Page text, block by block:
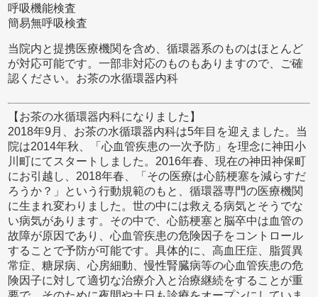
呼吸機能検査
簡易無呼吸検査
当院内と提携医療機関を含め、循環器系のものはほとんど
が対応可能です。一部非対応のものもありますので、ご確
認ください。お茶の水循環器内科
【お茶の水循環器内科になりました】
2018年9月、お茶の水循環器内科は5年目を迎えました。当
院は2014年秋、「心血管疾患の一次予防」を理念に神田小
川町にてスタートしました。2016年春、現在の神田神保町
にお引越し、2018年春、「その医療は心筋梗塞を減らすだ
ろうか？」という行動規範のもと、循環器専門の医療機関
に生まれ変わりました。世の中には救える病気とそうでな
い病気があります。その中で、心筋梗塞と脳卒中は血管の
故障が原因であり、心血管疾患の危険因子をコントロール
することで予防が可能です。具体的に、高血圧症、脂質異
常症、糖尿病、心房細動、慢性腎臓病等の心血管疾患の危
険因子に対して適切な治療介入と治療継続をすることが重